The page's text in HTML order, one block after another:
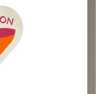
בעולם של אינסוף
שתמיד מחכה לנו
קשה לבחור. קשה